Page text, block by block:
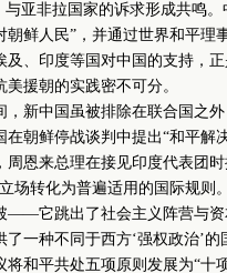
与亚非拉国家的诉求形成共鸣
朝鲜人民”，并通过世界和平理
及、印度等国对中国的支持，
援朝的实践密不可分。
中国虽被排除在联合国之外
在朝鲜停战谈判中提出“和平解
周恩来总理在接见印度代表团
场转化为普遍适用的国际规则
——它跳出了社会主义阵营与资
一种不同于西方‘强权政治’的
平共处五项原则发展为“十